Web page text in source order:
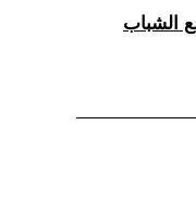
الشباب